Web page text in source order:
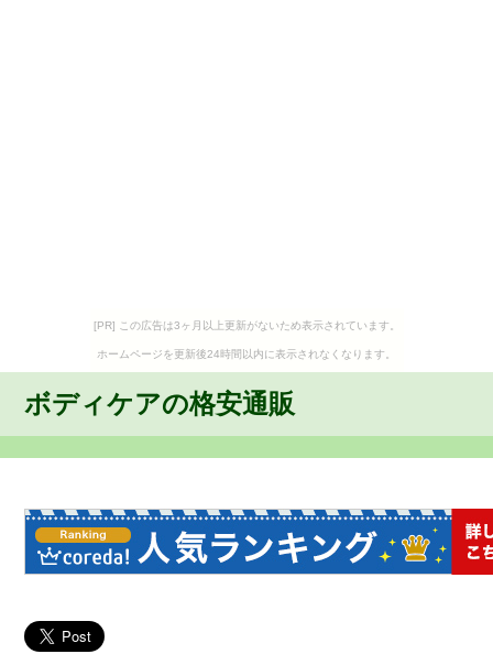
[PR] この広告は3ヶ月以上更新がないため表示されています。
ホームページを更新後24時間以内に表示されなくなります。
ボディケアの格安通販